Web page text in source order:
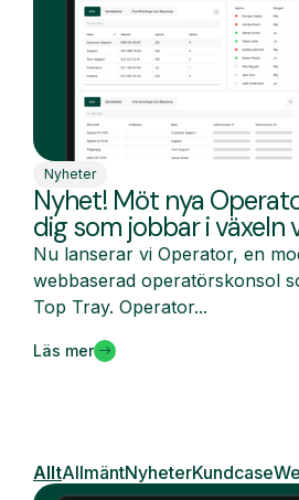
Nyheter
Nyhet! Möt nya
dig som jobbar i växeln
Nu lanserar vi Operator, en
webbaserad operatörskonsol
Top Tray. Operator...
Läs mer
AlltAllmäntNyheterKundcase